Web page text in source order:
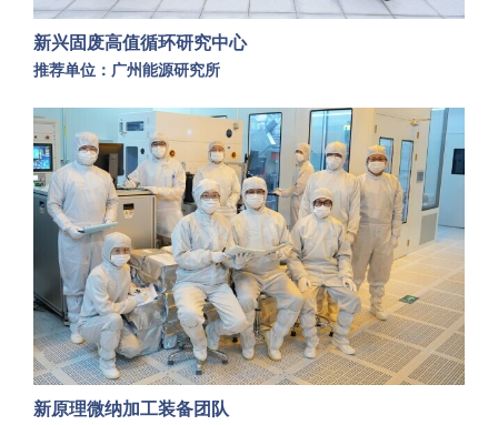
新兴固废高值循环研究中心
推荐单位：广州能源研究所
新原理微纳加工装备团队